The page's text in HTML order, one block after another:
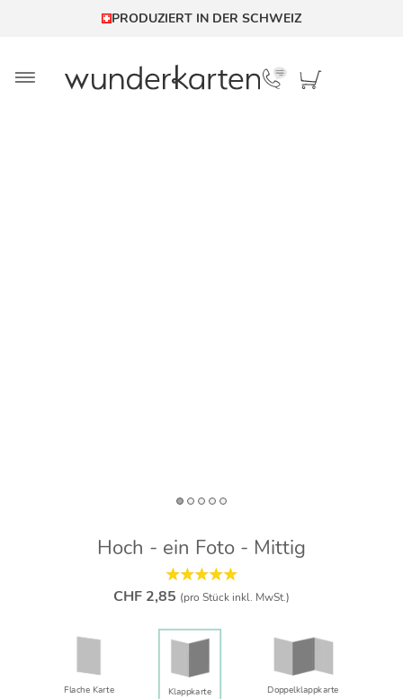
PRODUZIERT IN DER SCHWEIZ
Hoch - ein Foto - Mittig
CHF 2,85 (pro Stück inkl. MwSt.)
Flache Karte Klappkarte Doppelklapp­karte